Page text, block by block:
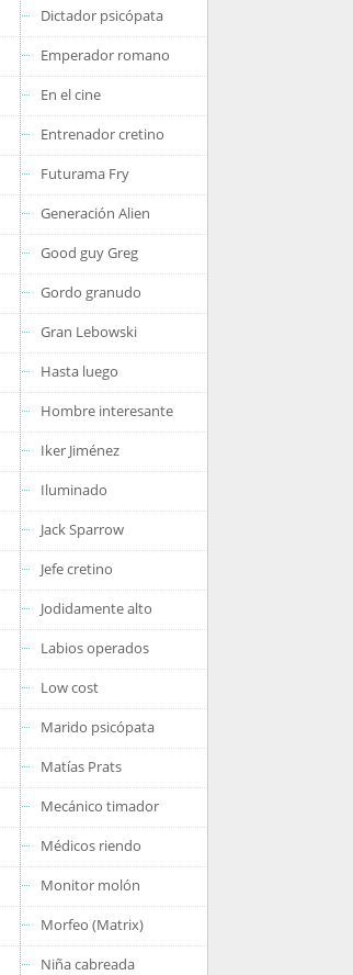
Dictador psicópata
Emperador romano
En el cine
Entrenador cretino
Futurama Fry
Generación Alien
Good guy Greg
Gordo granudo
Gran Lebowski
Hasta luego
Hombre interesante
Iker Jiménez
Iluminado
Jack Sparrow
Jefe cretino
Jodidamente alto
Labios operados
Low cost
Marido psicópata
Matías Prats
Mecánico timador
Médicos riendo
Monitor molón
Morfeo (Matrix)
Niña cabreada